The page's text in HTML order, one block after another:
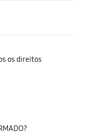
os direitos